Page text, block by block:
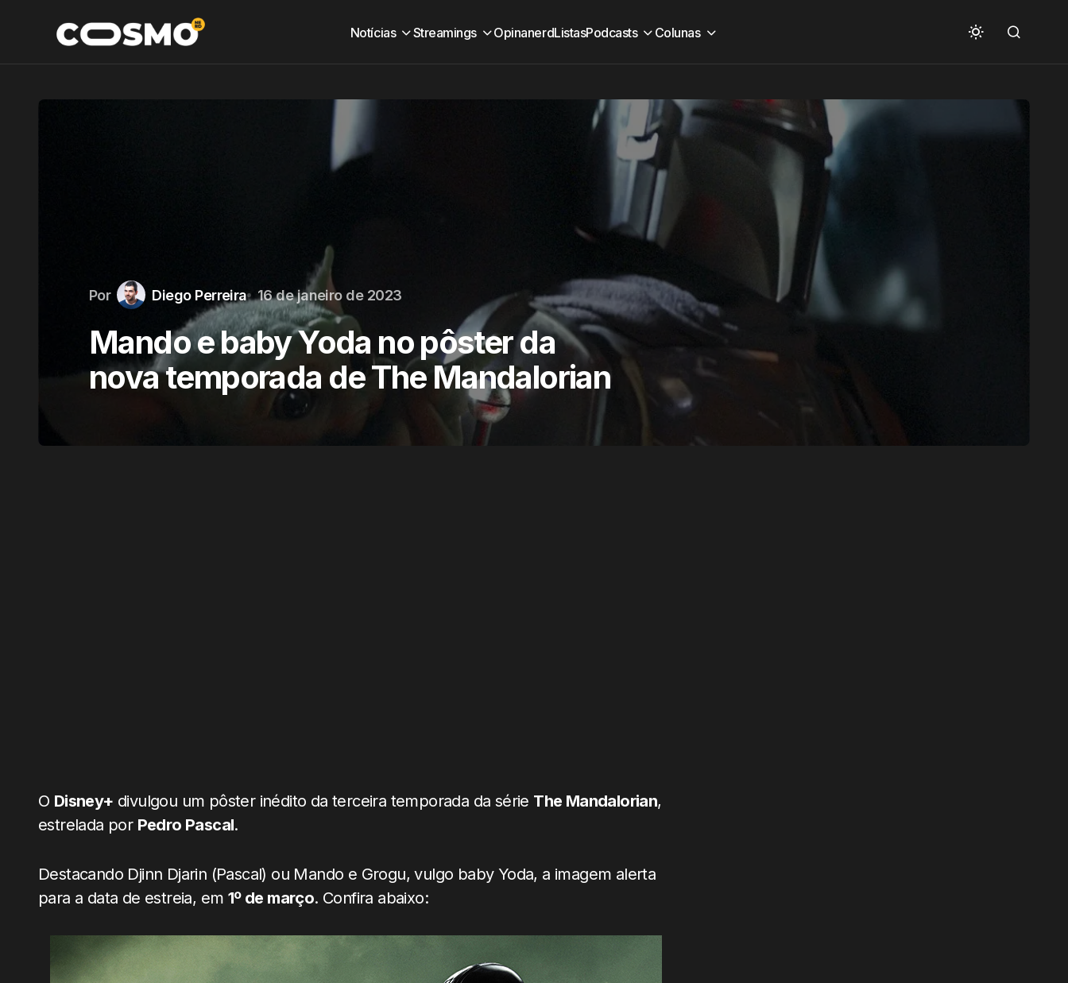
Notícias Streamings OpinanerdListasPodcasts Colunas
Por Diego Perreira 16 de janeiro de 2023
Mando e baby Yoda no pôster da
nova temporada de The Mandalorian
O Disney+ divulgou um pôster inédito da terceira temporada da série The Mandalorian,
estrelada por Pedro Pascal.
Destacando Djinn Djarin (Pascal) ou Mando e Grogu, vulgo baby Yoda, a imagem alerta
para a data de estreia, em 1º de março. Confira abaixo: